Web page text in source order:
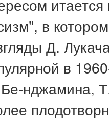
в
Д.
в
нджамина,